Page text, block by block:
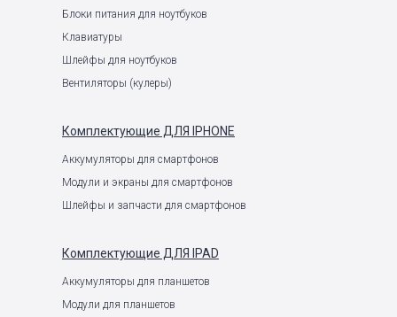
Блоки питания для ноутбуков
Клавиатуры
Шлейфы для ноутбуков
Вентиляторы (кулеры)
Комплектующие ДЛЯ IPHONE
Аккумуляторы для смартфонов
Модули и экраны для смартфонов
Шлейфы и запчасти для смартфонов
Комплектующие ДЛЯ IPAD
Аккумуляторы для планшетов
Модули для планшетов